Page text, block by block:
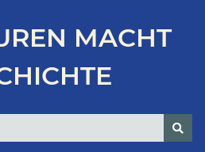
MACHT